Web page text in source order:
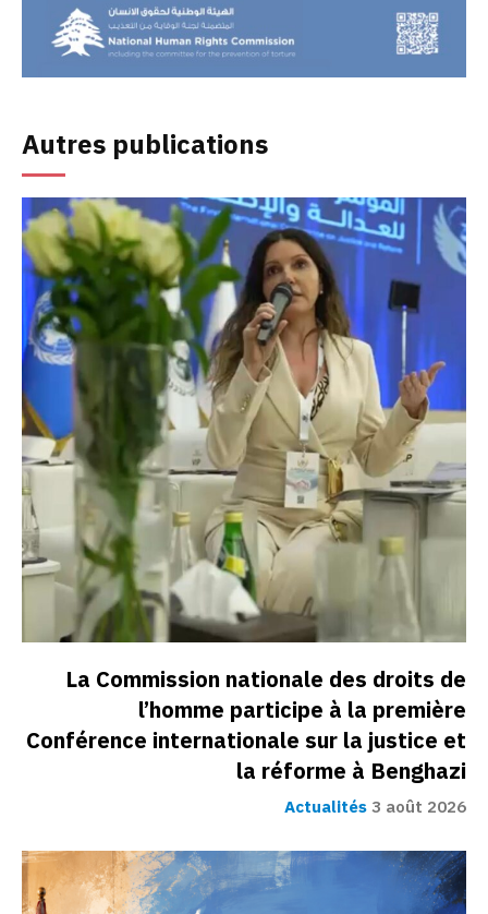
Autres publications
La Commission nationale des droits de
l’homme participe à la première
Conférence internationale sur la justice et
la réforme à Benghazi
Actualités3 août 2026